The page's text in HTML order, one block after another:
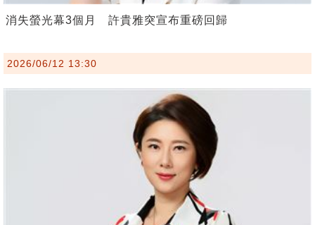
消失螢光幕3個月 許貴雅突宣布重磅回歸
2026/06/12 13:30